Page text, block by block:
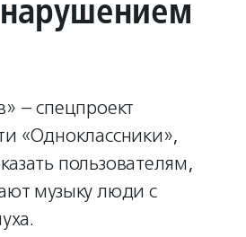
– спецпроект
«Одноклассники»,
пользователям,
музыку люди с